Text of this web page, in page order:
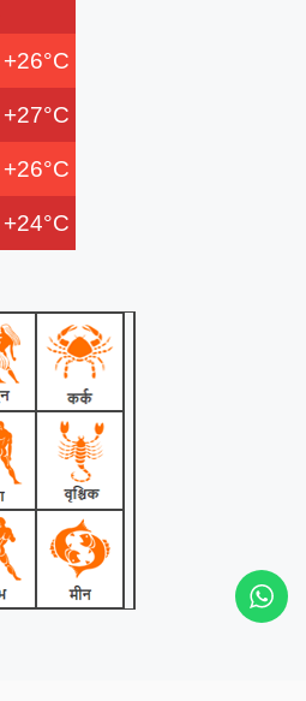
+26°C
+27°C
+26°C
+24°C